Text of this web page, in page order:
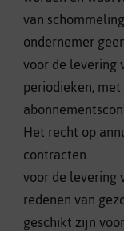
van
ondernemer
voor de levering
periodieken,
Het recht op
contracten
voor de levering
redenen van
geschikt zijn